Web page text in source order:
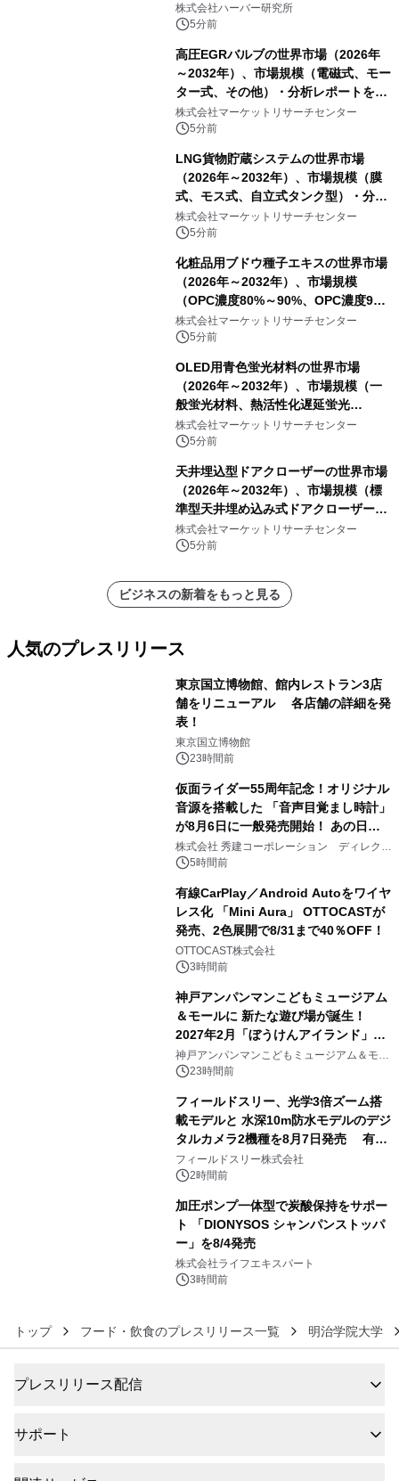
株式会社ハーバー研究所
5分前
高圧EGRバルブの世界市場（2026年
～2032年）、市場規模（電磁式、モー
ター式、その他）・分析レポートを発
表
株式会社マーケットリサーチセンター
5分前
LNG貨物貯蔵システムの世界市場
（2026年～2032年）、市場規模（膜
式、モス式、自立式タンク型）・分析
レポートを発表
株式会社マーケットリサーチセンター
5分前
化粧品用ブドウ種子エキスの世界市場
（2026年～2032年）、市場規模
（OPC濃度80%～90%、OPC濃度90%
～95%、OPC濃度95%以上）・分析レ
ポートを発表
株式会社マーケットリサーチセンター
5分前
OLED用青色蛍光材料の世界市場
（2026年～2032年）、市場規模（一
般蛍光材料、熱活性化遅延蛍光
（TADF）材料、その他）・分析レポ
ートを発表
株式会社マーケットリサーチセンター
5分前
天井埋込型ドアクローザーの世界市場
（2026年～2032年）、市場規模（標
準型天井埋め込み式ドアクローザー、
重荷重用天井埋め込み式ドアクローザ
ー）・分析レポートを発表
株式会社マーケットリサーチセンター
5分前
ビジネスの新着をもっと見る
人気のプレスリリース
東京国立博物館、館内レストラン3店
舗をリニューアル 各店舗の詳細を発
表！
東京国立博物館
23時間前
仮面ライダー55周年記念！オリジナル
音源を搭載した 「音声目覚まし時計」
が8月6日に一般発売開始！ あの日の
大興奮が今甦る
株式会社 秀建コーポレーション ディレクト
アートギャラリー
5時間前
有線CarPlay／Android Autoをワイヤ
レス化 「Mini Aura」 OTTOCASTが
発売、2色展開で8/31まで40％OFF！
OTTOCAST株式会社
3時間前
神戸アンパンマンこどもミュージアム
＆モールに 新たな遊び場が誕生！
2027年2月「ぼうけんアイランド」が
オープン
神戸アンパンマンこどもミュージアム＆モー
ル 23時間前
フィールドスリー、光学3倍ズーム搭
載モデルと 水深10m防水モデルのデジ
タルカメラ2機種を8月7日発売 有効
約1300万画素、用途別に選べるコンデ
ジ新登場
フィールドスリー株式会社
2時間前
加圧ポンプ一体型で炭酸保持をサポー
ト 「DIONYSOS シャンパンストッパ
ー」を8/4発売
株式会社ライフエキスパート
3時間前
トップ フード・飲食のプレスリリース一覧 明治学院大学
プレスリリース配信
サポート